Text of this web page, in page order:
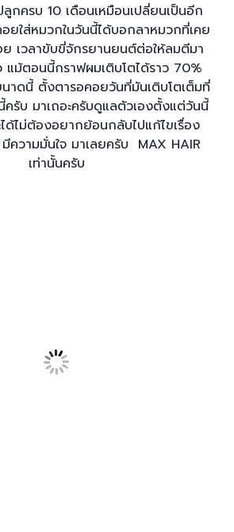
กครบ 10 เดือนเหมือนเปลี่ยนเป็นอีก
ยใส่หมวกในวันนี้ได้บอกลาหมวกที่เคย
ย เวลาขับขี่จักรยานยนต์ต่อให้ลมตีมา
แม้ตอนนี้กราฟผมเติบโตได้ราว 70%
าดนี้ ตั้งตารอคอยวันที่มันเติบโตเต็มที่
ครับ มาเถอะครับดูแลตัวเองตั้งแต่วันนี้
ได้ไม่ต้องอยากย้อนกลับไปแก้ไขเรื่อง
วามมั่นใจ มาเลยครับ MAX HAIR
เท่านั้นครับ